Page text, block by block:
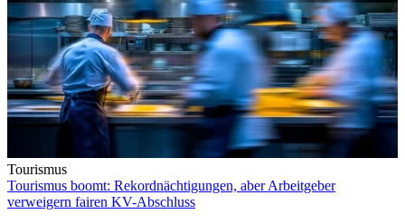
Tourismus
Tourismus boomt: Rekordnächtigungen, aber Arbeitgeber
verweigern fairen KV-Abschluss